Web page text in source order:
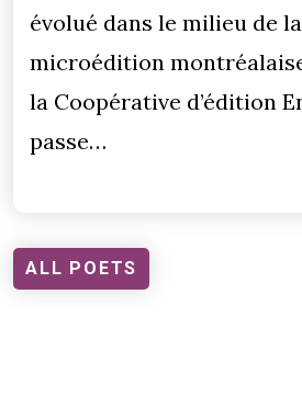
évolué dans le milieu de la
microédition
la Coopérative d’édition
passe…
ALL POETS